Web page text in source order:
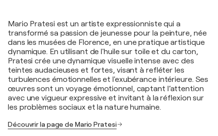
Mario Pratesi est un artiste expressionniste qui a
transformé sa passion de jeunesse pour la peinture, née
dans les musées de Florence, en une pratique artistique
dynamique. En utilisant de l'huile sur toile et du carton,
Pratesi crée une dynamique visuelle intense avec des
teintes audacieuses et fortes, visant à refléter les
turbulences émotionnelles et l'exubérance intérieure. Ses
œuvres sont un voyage émotionnel, captant l’attention
avec une vigueur expressive et invitant à la réflexion sur
les problèmes sociaux et la nature humaine.
Découvrir la page de Mario Pratesi